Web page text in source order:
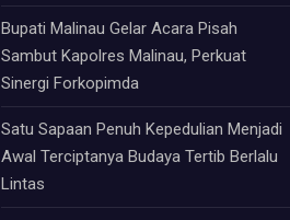
Bupati Malinau Gelar Acara Pisah
Sambut Kapolres Malinau, Perkuat
Sinergi Forkopimda
Satu Sapaan Penuh Kepedulian Menjadi
Awal Terciptanya Budaya Tertib Berlalu
Lintas